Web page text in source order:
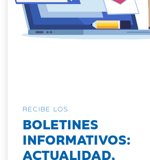
RECIBE LOS
BOLETINES
INFORMATIVOS:
ACTUALIDAD,